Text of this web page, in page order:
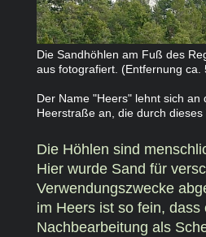
Die Sandhöhlen am Fuß des
aus fotografiert. (Entfernung ca.
Der Name "Heers" lehnt sich an
Heerstraße an, die durch dieses
Die Höhlen sind
Hier wurde Sand für
Verwendungszwecke
im Heers ist so fein, dass
Nachbearbeitung als